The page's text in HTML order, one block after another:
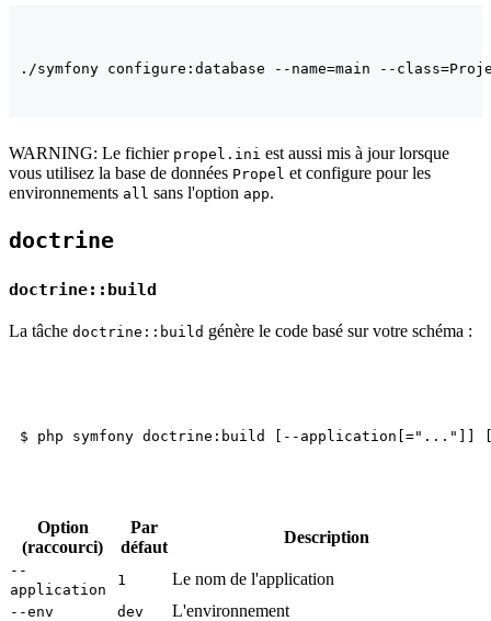
WARNING: Le fichier propel.ini est aussi mis à jour lorsque
vous utilisez la base de données Propel et configure pour les
environnements all sans l'option app.
doctrine
doctrine::build
La tâche doctrine::build génère le code basé sur votre schéma :
Option
(raccourci)
Par
défaut
Description
--
application
1 Le nom de l'application
--env dev L'environnement